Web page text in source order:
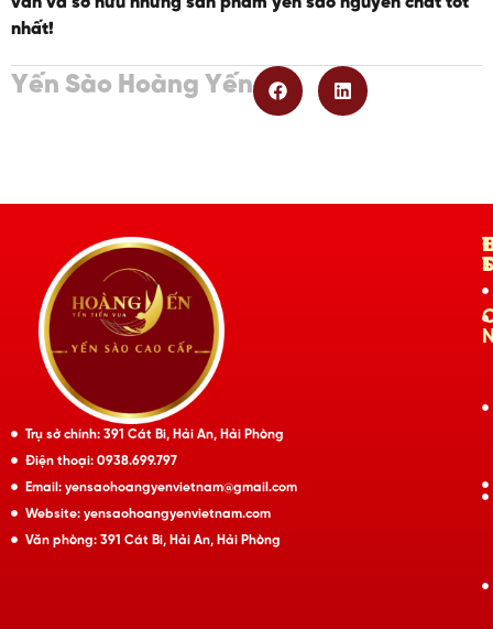
nhất!
Yến Sào Hoàng Yến
Trụ sở chính: 391 Cát Bi, Hải An, Hải Phòng
Điện thoại: 0938.699.797
Email: yensaohoangyenvietnam@gmail.com
Website: yensaohoangyenvietnam.com
Văn phòng: 391 Cát Bi, Hải An, Hải Phòng